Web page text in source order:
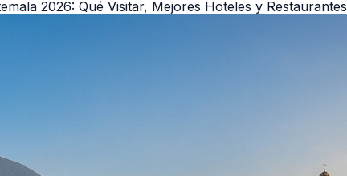
2026: Qué Visitar, Mejores Hoteles y Restaurantes